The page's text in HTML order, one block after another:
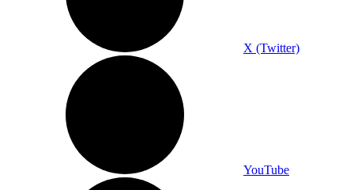
X (Twitter)
YouTube